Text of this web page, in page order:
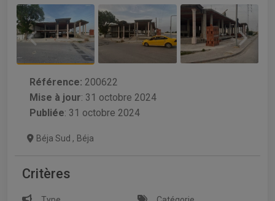
Référence: 200622
Mise à jour: 31 octobre 2024
Publiée: 31 octobre 2024
Béja Sud , Béja
Critères